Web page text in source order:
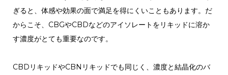
ぎると、体感や効果の面で満足を得にくいこともあります。だ
からこそ、CBGやCBDなどのアイソレートをリキッドに溶か
す濃度がとても重要なのです。
CBDリキッドやCBNリキッドでも同じく、濃度と結晶化のバ